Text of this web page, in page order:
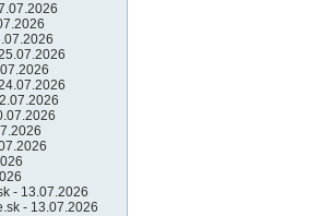
- 13.07.2026
- 13.07.2026